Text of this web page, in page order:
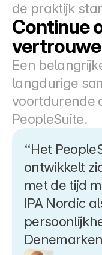
de praktijk
Continue
Een
langdurige
voortdurende
PeopleSuite.
“Het
ontwikkelt
met de tijd
IPA Nordic